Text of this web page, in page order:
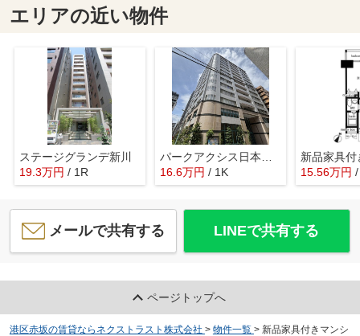
エリアの近い物件
ステージグランデ新川
19.3万円 / 1R
16.6万円 / 1K 15.56万円
メールで共有する LINEで共有する
ページトップへ
港区赤坂の賃貸ならネクストラスト株式会社 > 物件一覧 > 新品家具付きマンシ